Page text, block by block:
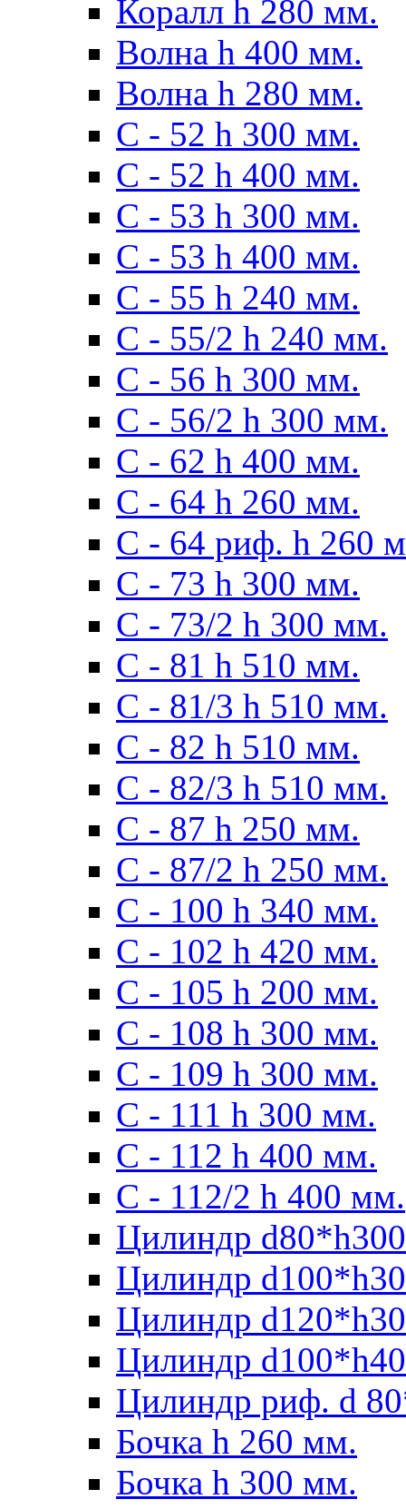
Коралл h 280 мм.
Волна h 400 мм.
Волна h 280 мм.
C - 52 h 300 мм.
C - 52 h 400 мм.
С - 53 h 300 мм.
С - 53 h 400 мм.
С - 55 h 240 мм.
С - 55/2 h 240 мм.
С - 56 h 300 мм.
С - 56/2 h 300 мм.
С - 62 h 400 мм.
С - 64 h 260 мм.
С - 64 риф. h 260
С - 73 h 300 мм.
С - 73/2 h 300 мм.
С - 81 h 510 мм.
С - 81/3 h 510 мм.
С - 82 h 510 мм.
С - 82/3 h 510 мм.
С - 87 h 250 мм.
С - 87/2 h 250 мм.
С - 100 h 340 мм.
C - 102 h 420 мм.
С - 105 h 200 мм.
С - 108 h 300 мм.
С - 109 h 300 мм.
С - 111 h 300 мм.
C - 112 h 400 мм.
С - 112/2 h 400 мм.
Цилиндр
Цилиндр
Цилиндр
Цилиндр
Цилиндр риф. d
Бочка h 260 мм.
Бочка h 300 мм.